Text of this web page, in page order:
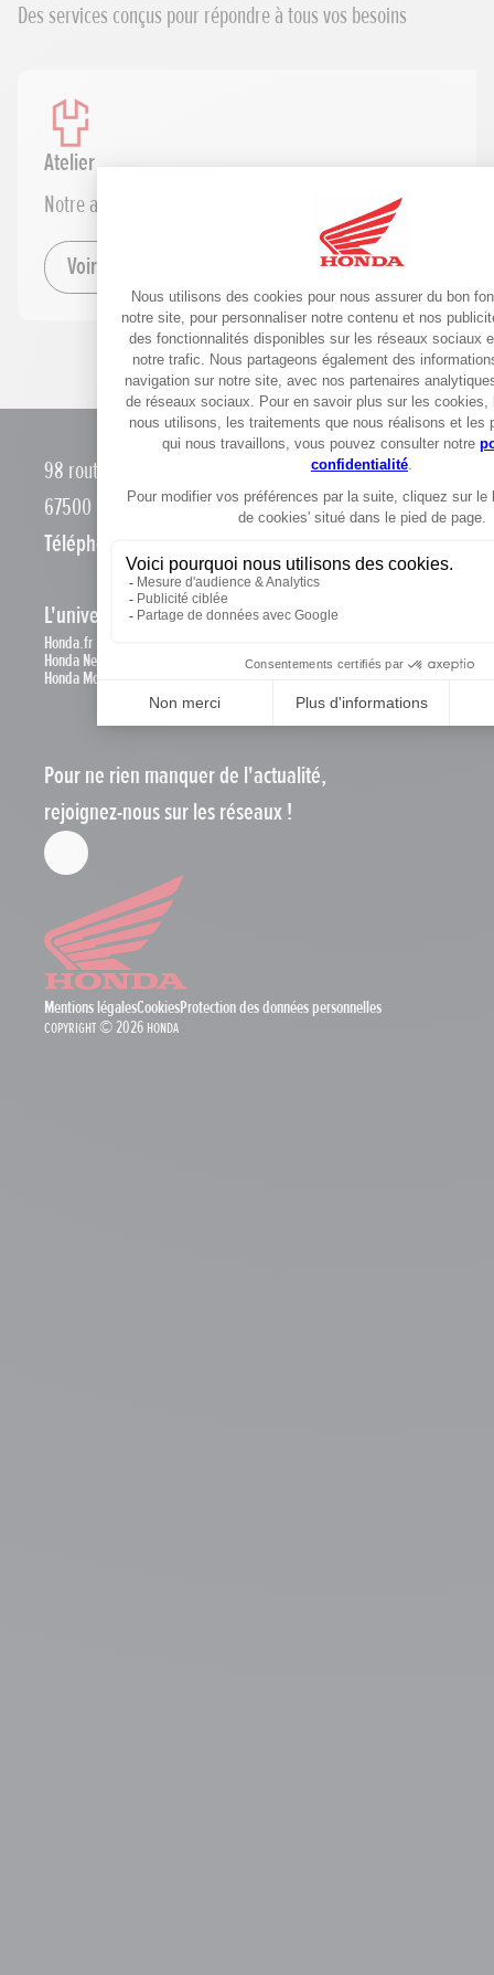
Des services conçus pour répondre à tous vos besoins
Atelier
Notre atelier est équipé pour prendre en charge l'ensemble
Voir le détail
98 route Marienthal
67500 Haguenau
Téléphone :
L'univers Honda
Honda.fr
Honda News
Honda Motos
Pour ne rien manquer de l'actualité,
rejoignez-nous sur les réseaux !
Mentions légalesCookiesProtection des données personnelles
Copyright © 2026 Honda